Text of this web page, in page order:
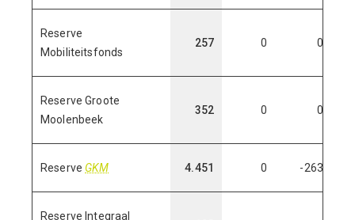
Reserve
Mobiliteitsfonds
257 0 0
Reserve Groote
Moolenbeek
352 0 0
Reserve GKM 4.451 0 -263
Reserve Integraal